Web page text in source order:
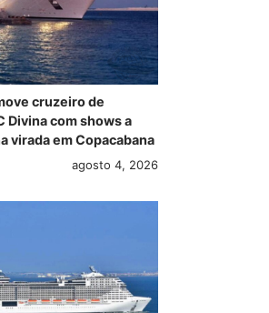
cruzeiro de
Divina com shows a
virada em Copacabana
agosto 4, 2026